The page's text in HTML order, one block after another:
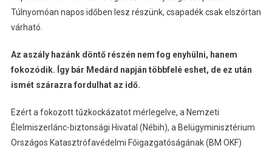
Túlnyomóan napos időben lesz részünk, csapadék csak elszórtan
várható.
Az aszály hazánk döntő részén nem fog enyhülni, hanem
fokozódik. Így bár Medárd napján többfelé eshet, de ez után
ismét szárazra fordulhat az idő.
Ezért a fokozott tűzkockázatot mérlegelve, a Nemzeti
Élelmiszerlánc-biztonsági Hivatal (Nébih), a Belügyminisztérium
Országos Katasztrófavédelmi Főigazgatóságának (BM OKF)